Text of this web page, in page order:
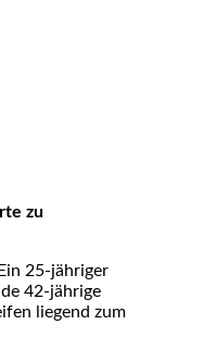
zu
25-jähriger
42-jährige
liegend zum